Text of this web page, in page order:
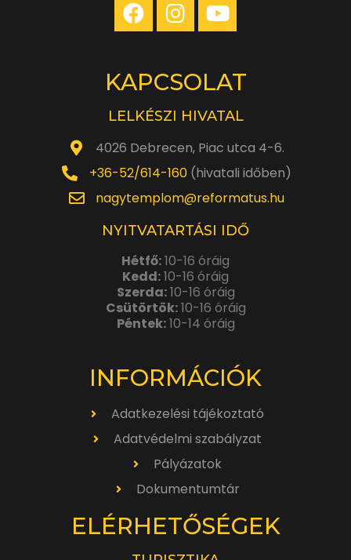
KAPCSOLAT
LELKÉSZI HIVATAL
4026 Debrecen, Piac utca 4-6.
+36-52/614-160(hivatali időben)
nagytemplom@reformatus.hu
NYITVATARTÁSI IDŐ
Hétfő:10-16 óráig
Kedd:10-16 óráig
Szerda:10-16 óráig
Csütörtök:10-16 óráig
Péntek:10-14 óráig
INFORMÁCIÓK
Adatkezelési tájékoztató
Adatvédelmi szabályzat
Pályázatok
Dokumentumtár
ELÉRHETŐSÉGEK